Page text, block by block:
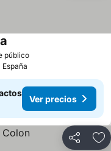
público
Ver precios
Compartir